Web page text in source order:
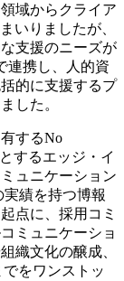
域からクライア
いりましたが、
支援のニーズが
連携し、人的資
的に支援するプ
した。
するNo
するエッジ・イ
ュニケーション
績を持つ博報
点に、採用コミ
ミュニケーショ
織文化の醸成、
をワンストッ